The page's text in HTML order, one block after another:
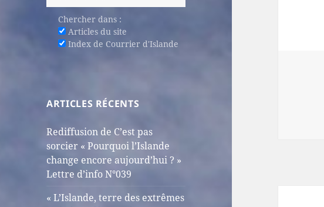
Chercher dans :
Articles du site
Index de Courrier d'Islande
ARTICLES RÉCENTS
Rediffusion de C’est pas
sorcier « Pourquoi l’Islande
change encore aujourd’hui ? »
Lettre d’info N°039
« L’Islande, terre des extrêmes